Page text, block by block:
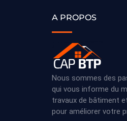
A PROPOS
Nous sommes des
qui vous informe du
travaux de bâtiment
pour améliorer votre